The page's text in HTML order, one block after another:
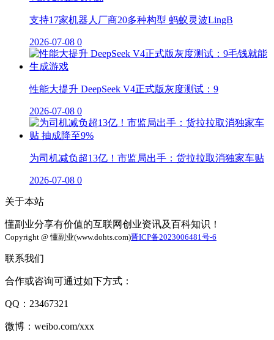
支持17家机器人厂商20多种构型 蚂蚁灵波LingB
2026-07-08 0
性能大提升 DeepSeek V4正式版灰度测试：9
2026-07-08 0
为司机减负超13亿！市监局出手：货拉拉取消独家车贴
2026-07-08 0
关于本站
懂副业分享有价值的互联网创业资讯及百科知识！
Copyright @ 懂副业(www.dohts.com)晋ICP备2023006481号-6
联系我们
合作或咨询可通过如下方式：
QQ：23467321
微博：weibo.com/xxx